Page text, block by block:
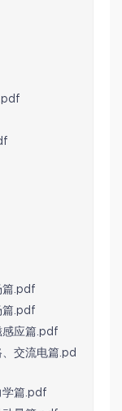
篇.pdf
篇.pdf
感应篇.pdf
交流电篇.pd
学篇.pdf